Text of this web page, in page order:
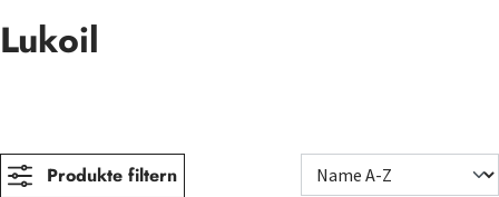
Lukoil
Produkte filtern